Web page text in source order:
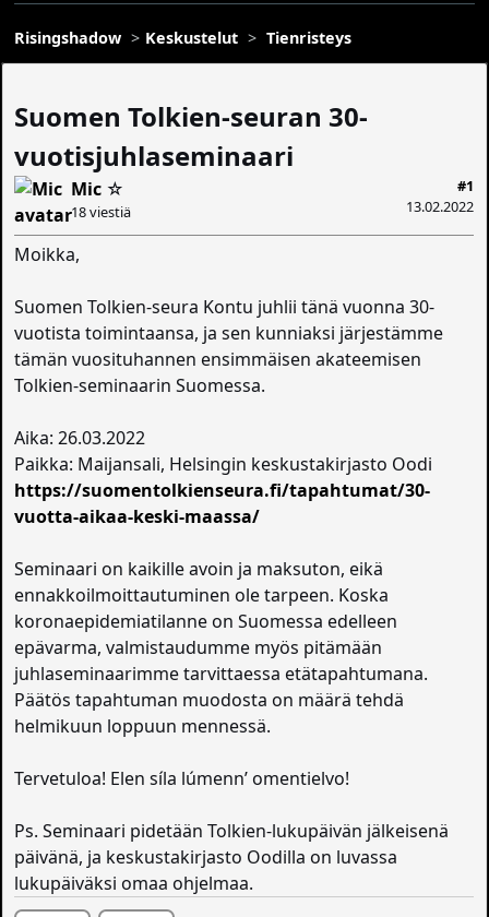
Risingshadow Keskustelut Tienristeys
Suomen Tolkien-seuran 30-
vuotisjuhlaseminaari
#1
13.02.2022
Mic ☆
18 viestiä
Moikka,
Suomen Tolkien-seura Kontu juhlii tänä vuonna 30-
vuotista toimintaansa, ja sen kunniaksi järjestämme
tämän vuosituhannen ensimmäisen akateemisen
Tolkien-seminaarin Suomessa.
Aika: 26.03.2022
Paikka: Maijansali, Helsingin keskustakirjasto Oodi
https://suomentolkienseura.fi/tapahtumat/30-
vuotta-aikaa-keski-maassa/
Seminaari on kaikille avoin ja maksuton, eikä
ennakkoilmoittautuminen ole tarpeen. Koska
koronaepidemiatilanne on Suomessa edelleen
epävarma, valmistaudumme myös pitämään
juhlaseminaarimme tarvittaessa etätapahtumana.
Päätös tapahtuman muodosta on määrä tehdä
helmikuun loppuun mennessä.
Tervetuloa! Elen síla lúmenn’ omentielvo!
Ps. Seminaari pidetään Tolkien-lukupäivän jälkeisenä
päivänä, ja keskustakirjasto Oodilla on luvassa
lukupäiväksi omaa ohjelmaa.